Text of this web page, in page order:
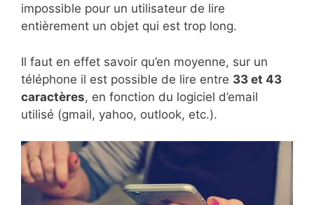
impossible pour un utilisateur de lire
entièrement un objet qui est trop long.
Il faut en effet savoir qu’en moyenne, sur un
téléphone il est possible de lire entre 33 et 43
caractères, en fonction du logiciel d’email
utilisé (gmail, yahoo, outlook, etc.).